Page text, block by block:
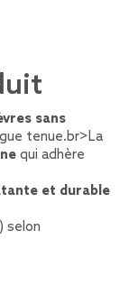
sans
tenue.br>La
qui adhère
et durable
selon